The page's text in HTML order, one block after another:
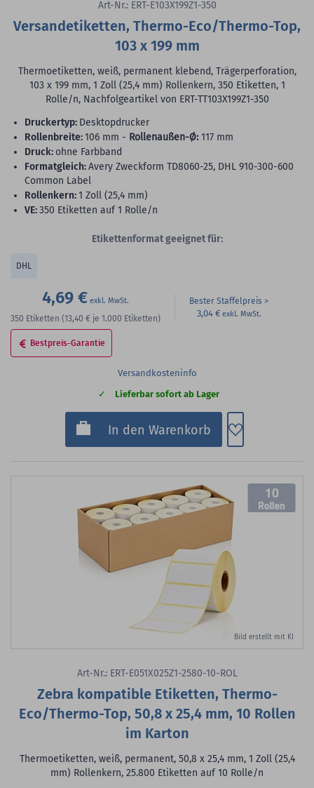
Art-Nr.: ERT-E103X199Z1-350
Versandetiketten, Thermo-Eco/Thermo-Top,
103 x 199 mm
Thermoetiketten, weiß, permanent klebend, Trägerperforation,
103 x 199 mm, 1 Zoll (25,4 mm) Rollenkern, 350 Etiketten, 1
Rolle/n, Nachfolgeartikel von ERT-TT103X199Z1-350
Druckertyp: Desktopdrucker
Rollenbreite:106 mm - Rollenaußen-Ø: 117 mm
Druck: ohne Farbband
Formatgleich:Avery Zweckform TD8060-25, DHL 910-300-600
Common Label
Rollenkern:1 Zoll (25,4 mm)
VE:350 Etiketten auf 1 Rolle/n
Etikettenformat geeignet für:
DHL
4,69 €
350 Etiketten (13,40 € je 1.000 Etiketten)
Bester Staffelpreis
3,04 €
Bestpreis-Garantie
Versandkosteninfo
Lieferbar sofort ab Lager
In den Warenkorb Zum
10
Bild erstellt mit KI
Art-Nr.: ERT-E051X025Z1-2580-10-ROL
Zebra kompatible Etiketten, Thermo-
Eco/Thermo-Top, 50,8 x 25,4 mm, 10 Rollen
im Karton
Thermoetiketten, weiß, permanent, 50,8 x 25,4 mm, 1 Zoll (25,4
mm) Rollenkern, 25.800 Etiketten auf 10 Rolle/n